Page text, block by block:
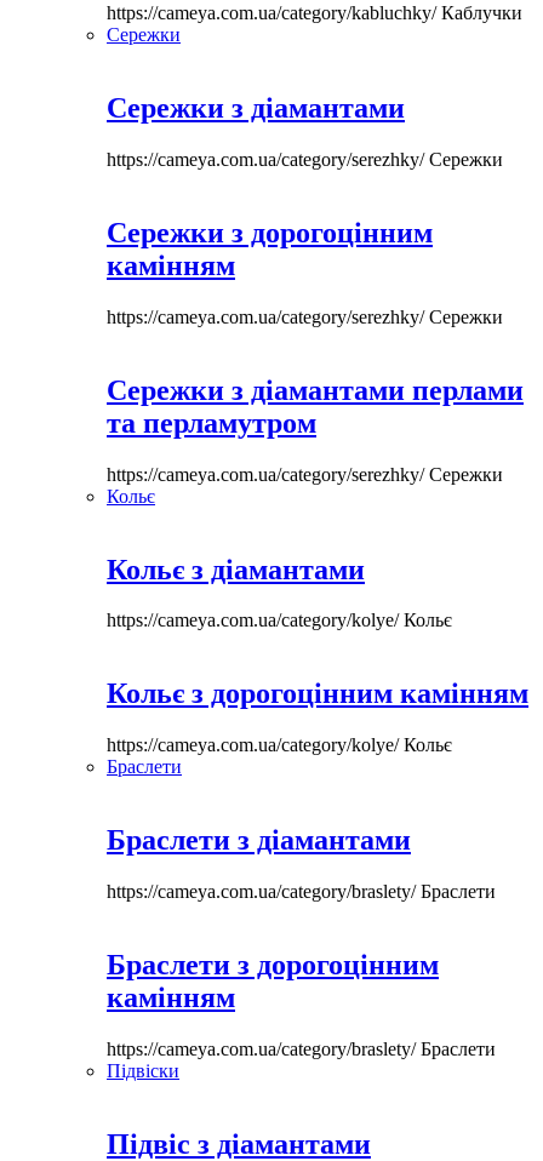
https://cameya.com.ua/category/kabluchky/Каблучки
Сережки
Сережки з діамантами
https://cameya.com.ua/category/serezhky/Сережки
Сережки з дорогоцінним
камінням
https://cameya.com.ua/category/serezhky/Сережки
Сережки з діамантами перлами
та перламутром
https://cameya.com.ua/category/serezhky/Сережки
Кольє
Кольє з діамантами
https://cameya.com.ua/category/kolye/Кольє
Кольє з дорогоцінним камінням
https://cameya.com.ua/category/kolye/Кольє
Браслети
Браслети з діамантами
https://cameya.com.ua/category/braslety/Браслети
Браслети з дорогоцінним
камінням
https://cameya.com.ua/category/braslety/Браслети
Підвіски
Підвіс з діамантами